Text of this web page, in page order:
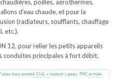
poêles, aérothermes,
d’eau chaude, et pour la
(radiateurs, soufflants, chauffage
etc.).
12, pour relier les petits appareils
conduites principales à fort débit.